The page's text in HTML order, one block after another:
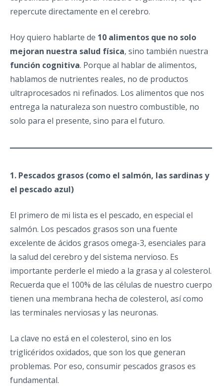
repercute directamente en el cerebro.
Hoy quiero hablarte de 10 alimentos que no solo
mejoran nuestra salud física, sino también nuestra
función cognitiva. Porque al hablar de alimentos,
hablamos de nutrientes reales, no de productos
ultraprocesados ni refinados. Los alimentos que nos
entrega la naturaleza son nuestro combustible, no
solo para el presente, sino para el futuro.
1. Pescados grasos (como el salmón, las sardinas y
el pescado azul)
El primero de mi lista es el pescado, en especial el
salmón. Los pescados grasos son una fuente
excelente de ácidos grasos omega-3, esenciales para
la salud del cerebro y del sistema nervioso. Es
importante perderle el miedo a la grasa y al colesterol.
Recuerda que el 100% de las células de nuestro cuerpo
tienen una membrana hecha de colesterol, así como
las terminales nerviosas y las neuronas.
La clave no está en el colesterol, sino en los
triglicéridos oxidados, que son los que generan
problemas. Por eso, consumir pescados grasos es
fundamental.